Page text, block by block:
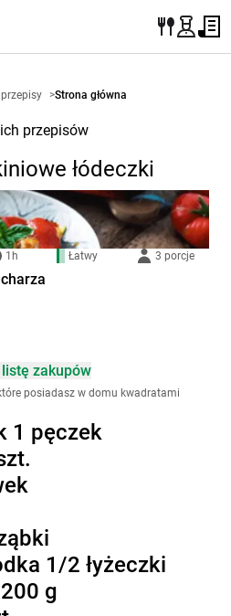
>Strona główna
przepisów
łódeczki
1h Łatwy 3 porcje
zakupów
posiadasz w domu kwadratami
1 pęczek
1/2 łyżeczki
g